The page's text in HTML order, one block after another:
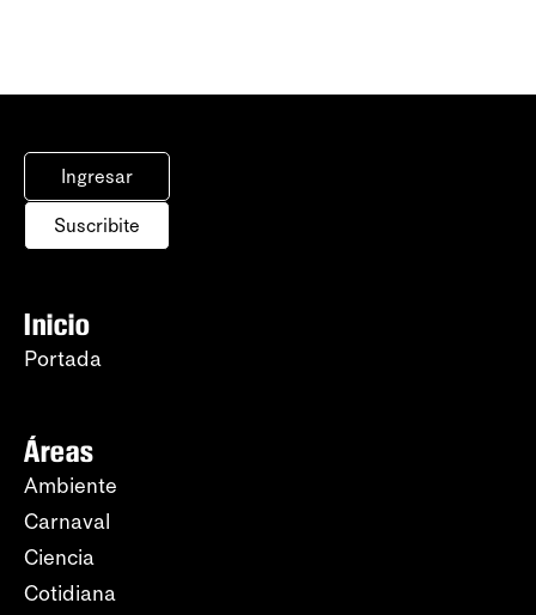
Ingresar
Suscribite
Inicio
Portada
Áreas
Ambiente
Carnaval
Ciencia
Cotidiana